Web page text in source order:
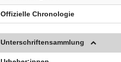
Offizielle Chronologie
Unterschriftensammlung